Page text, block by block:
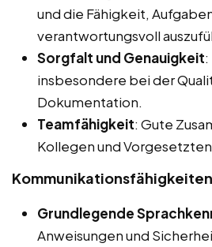
und die Fähigkeit,
verantwortungsvoll
Sorgfalt und Genauigkeit
insbesondere bei der
Dokumentation.
Teamfähigkeit: Gute
Kollegen und
Kommunikationsfähigkeiten
Grundlegende
Anweisungen und